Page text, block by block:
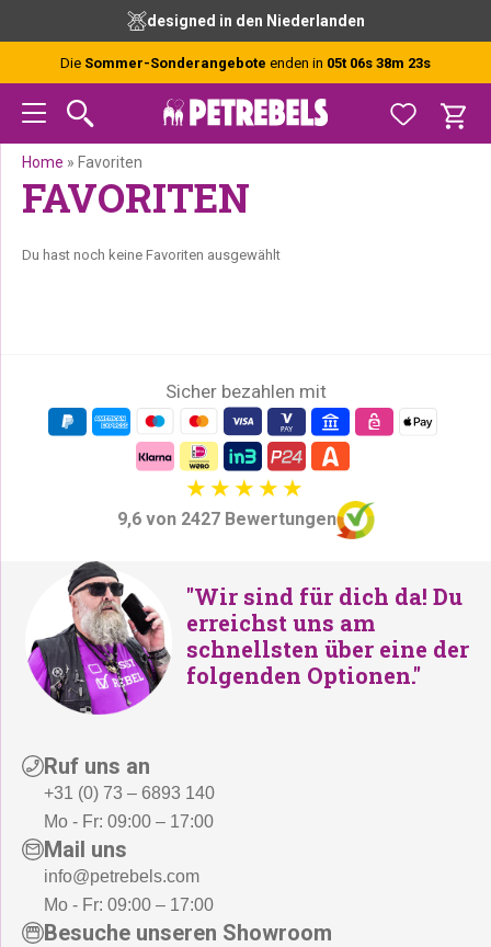
content
designed in den Niederlanden
Die Sommer-Sonderangebote enden in 05t 06s 38m 23s
Home » Favoriten
FAVORITEN
Du hast noch keine Favoriten ausgewählt
Sicher bezahlen mit
9,6 von 2427 Bewertungen
"Wir sind für dich da! Du
erreichst uns am
schnellsten über eine der
folgenden Optionen."
Ruf uns an
+31 (0) 73 – 6893 140
Mo - Fr: 09:00 – 17:00
Mail uns
info@petrebels.com
Mo - Fr: 09:00 – 17:00
Besuche unseren Showroom